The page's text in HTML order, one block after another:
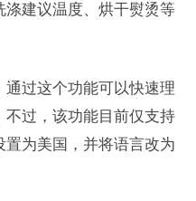
建议温度、烘干熨烫等
过这个功能可以快速理
过，该功能目前仅支持
为美国，并将语言改为